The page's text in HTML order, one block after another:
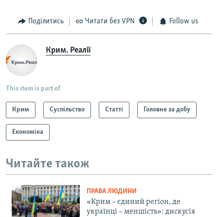
Поділитись Читати без VPN Follow us
Крим. Реалії
This item is part of
Крим Суспільство Статті Головне за добу
Економіка
Читайте також
ПРАВА ЛЮДИНИ
«Крим – єдиний регіон, де
українці – меншість»: дискусія